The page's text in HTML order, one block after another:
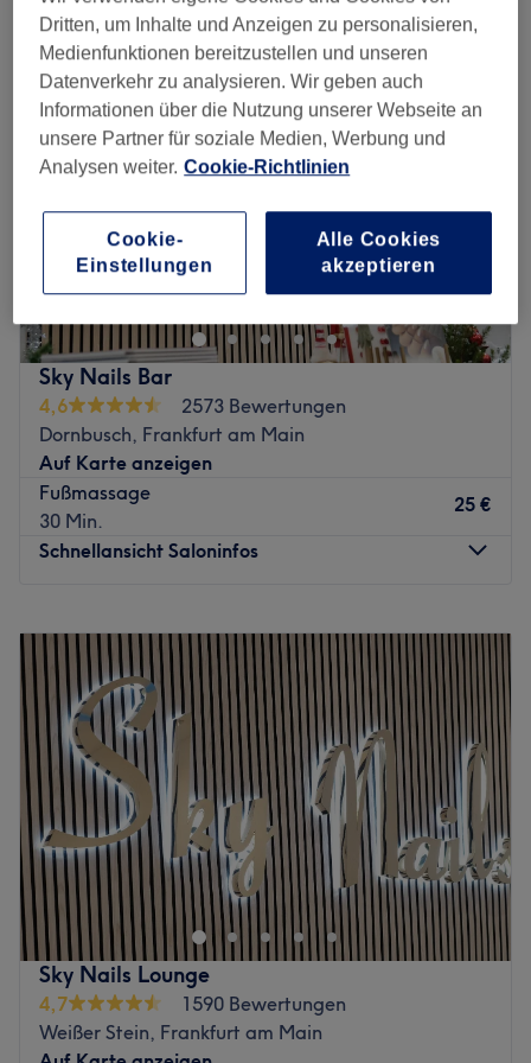
fußmassagen in der Nähe von Nord-West, Frankfurt am Main
Sky Nails Bar
4,6
2573 Bewertungen
Dornbusch, Frankfurt am Main
Auf Karte anzeigen
Fußmassage
30 Min.
25 €
Schnellansicht Saloninfos
Dienstag
08:00 – 21:00
Mittwoch
08:00– 21:00
Donnerstag
08:00 –
21:00
Freitag
08:00–21:00
Samstag
08:00 – 21:00
Sonntag
Geschlossen
Träumst du von perfekt gestylten Nägeln nach den
neuesten Trends? Und von wunderschönen, gepflegten
Händen und Füßen? Dann bist du bei Sky Nails Bar, dem
Geheimtipp am Dornbusch, direkt an der Haltestelle
Hügelstraße, genau richtig! Erfahre, wie schön auch
deine Nägel aussehen können und buche dir dafür ganz
einfach und schnell deinen Wunschtermin online mit
Treatwell!
Sky Nails Lounge
4,7
1590 Bewertungen
Weißer Stein, Frankfurt am Main
Dritten, um Inhalte und Anzeigen zu personalisieren,
Medienfunktionen bereitzustellen und unseren
Datenverkehr zu analysieren. Wir geben auch
Informationen über die Nutzung unserer Webseite an
unsere Partner für soziale Medien, Werbung und
Analysen weiter. Cookie-Richtlinien
Cookie-
Einstellungen
Alle Cookies
akzeptieren